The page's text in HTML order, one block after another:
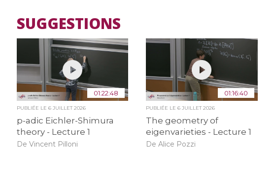
SUGGESTIONS
01:22:48
PUBLIÉE LE 6 JUILLET 2026
p-adic Eichler-Shimura
theory - Lecture 1
De Vincent Pilloni
01:16:40
PUBLIÉE LE6 JUILLET 2026
The geometry of
eigenvarieties - Lecture 1
De Alice Pozzi